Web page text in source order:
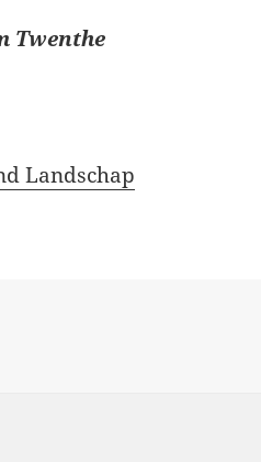
Twenthe
Landschap